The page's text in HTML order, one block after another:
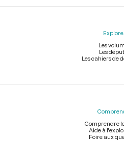
Les
Les
Les cahiers de
Comprendre
Aide à
Foire aux